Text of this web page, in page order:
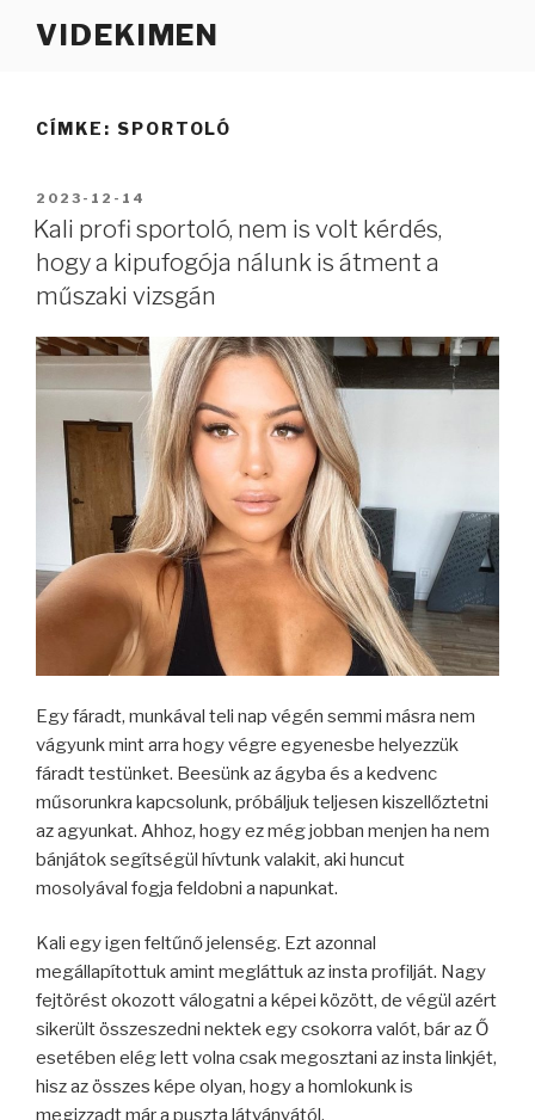
VIDEKIMEN
CÍMKE: SPORTOLÓ
BEKÜLDVE:
2023-12-14
Kali profi sportoló, nem is volt kérdés,
hogy a kipufogója nálunk is átment a
műszaki vizsgán
Egy fáradt, munkával teli nap végén semmi másra nem
vágyunk mint arra hogy végre egyenesbe helyezzük
fáradt testünket. Beesünk az ágyba és a kedvenc
műsorunkra kapcsolunk, próbáljuk teljesen kiszellőztetni
az agyunkat. Ahhoz, hogy ez még jobban menjen ha nem
bánjátok segítségül hívtunk valakit, aki huncut
mosolyával fogja feldobni a napunkat.
Kali egy igen feltűnő jelenség. Ezt azonnal
megállapítottuk amint megláttuk az insta profilját. Nagy
fejtörést okozott válogatni a képei között, de végül azért
sikerült összeszedni nektek egy csokorra valót, bár az Ő
esetében elég lett volna csak megosztani az insta linkjét,
hisz az összes képe olyan, hogy a homlokunk is
megizzadt már a puszta látványától.